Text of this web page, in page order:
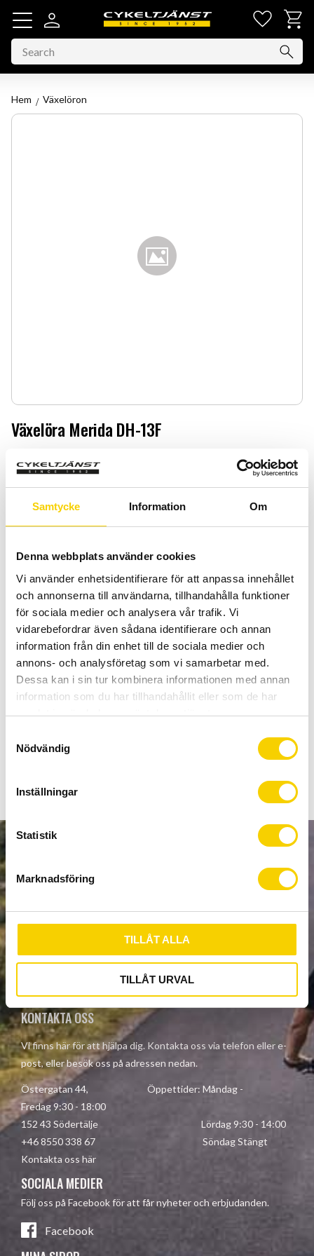
Samtycke Information Om
Denna webbplats använder cookies
Vi använder enhetsidentifierare för att anpassa innehållet
och annonserna till användarna, tillhandahålla funktioner
för sociala medier och analysera vår trafik. Vi
vidarebefordrar även sådana identifierare och annan
information från din enhet till de sociala medier och
annons- och analysföretag som vi samarbetar med.
Dessa kan i sin tur kombinera informationen med annan
information som du har tillhandahållit eller som de har
samlat in när du har använt deras tjänster.
c
k
s
v
a
l
Nödvändig
Inställningar
Statistik
Marknadsföring
TILLÅT ALLA
TILLÅT URVAL
Menu
Basket
Hem Växelöron
Växelöra Merida DH-13F
229:-
BUY
Certifierad cykelservice & Shimano Service Center
Allt inom cykel på ett ställe
Kunnig personal och hög kundnöjdhet
Stock status
1 pc. in stock
Your personal information is processed in accordance with our
privacy policy.
KONTAKTA OSS
Vi finns här för att hjälpa dig. Kontakta oss via telefon eller e-
post, eller besök oss på adressen nedan.
Östergatan 44, Öppettider: Måndag -
Fredag 9:30 - 18:00
152 43 Södertälje Lördag 9:30 - 14:00
+46 8550 338 67 Söndag Stängt
Kontakta oss här
SOCIALA MEDIER
Följ oss på Facebook för att får nyheter och erbjudanden.
Facebook